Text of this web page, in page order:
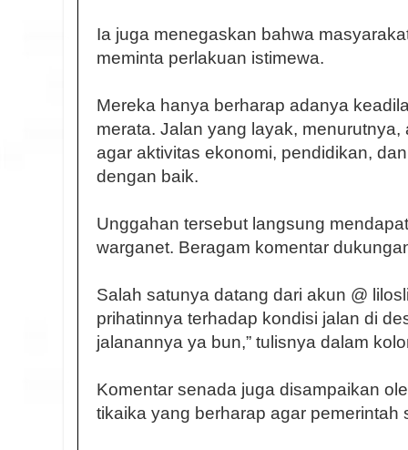
Ia juga menegaskan bahwa
meminta perlakuan istimewa.
Mereka hanya berharap adanya
merata. Jalan yang layak,
agar aktivitas ekonomi, pendidikan,
dengan baik.
Unggahan tersebut langsung
warganet. Beragam komentar
Salah satunya datang dari akun @
prihatinnya terhadap kondisi jalan di
jalanannya ya bun,” tulisnya dalam
Komentar senada juga disampaikan
tikaika yang berharap agar pemerintah